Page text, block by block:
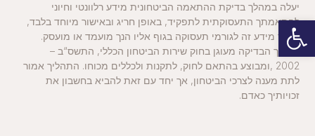
פתח סרגל נגישות
יעלה במהלך בדיקת ההתאמה הביטחונית מידע רלוונטי וחיוני
להתאמתך התעסוקתית לתפקיד, באופן חריג ובאישור מיוחד בלבד,
יועבר מידע זה לגורמי תעסוקה בגוף אליו הנך מועמד או מועסק.
תהליך הבדיקה מעוגן בחוק שירות הביטחון הכללי, התשס“ב –
2002 ,ומבוצע בהתאם לחוק, לתקנות ולכללים מכוחו. התהליך אמור
לתת מענה לצרכי הביטחון, אך יחד עם זאת להביא בחשבון את
זכויותיך כאדם.